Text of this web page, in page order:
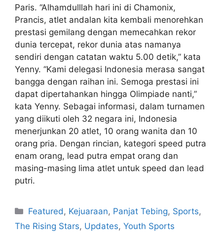
Paris. “Alhamdulllah hari ini di Chamonix,
Prancis, atlet andalan kita kembali menorehkan
prestasi gemilang dengan memecahkan rekor
dunia tercepat, rekor dunia atas namanya
sendiri dengan catatan waktu 5.00 detik,” kata
Yenny. “Kami delegasi Indonesia merasa sangat
bangga dengan raihan ini. Semoga prestasi ini
dapat dipertahankan hingga Olimpiade nanti,”
kata Yenny. Sebagai informasi, dalam turnamen
yang diikuti oleh 32 negara ini, Indonesia
menerjunkan 20 atlet, 10 orang wanita dan 10
orang pria. Dengan rincian, kategori speed putra
enam orang, lead putra empat orang dan
masing-masing lima atlet untuk speed dan lead
putri.
Featured , Kejuaraan, Panjat Tebing, Sports,
The Rising Stars, Updates, Youth Sports